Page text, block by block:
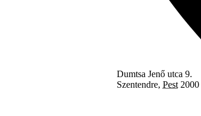
Dumtsa Jenő utca 9.
Szentendre, Pest 2000